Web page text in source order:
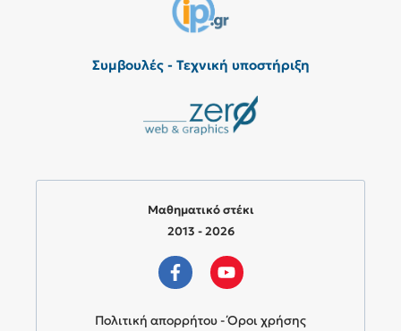
Συμβουλές - Τεχνική υποστήριξη
Μαθηματικό στέκι
2013 - 2026
Πολιτική απορρήτου - Όροι χρήσης